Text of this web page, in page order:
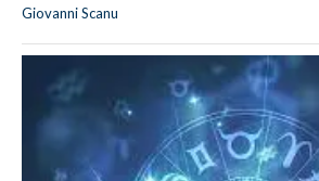
Giovanni Scanu